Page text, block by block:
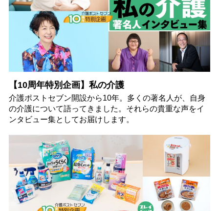
【10周年特別企画】私の介護
介護ポストセブン開設から10年。多くの著名人が、自身
の介護について語ってきました。それらの貴重な声をイ
ンタビュー集としてお届けします。